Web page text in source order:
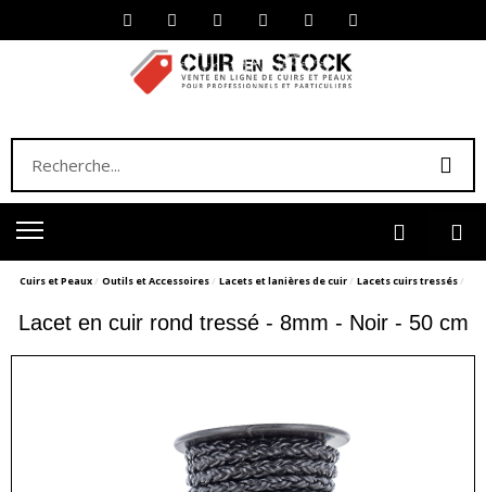
Cuirs et Peaux Outils et Accessoires Lacets et lanières de cuir Lacets cuirs tressés
Lacet en cuir rond tressé - 8mm - Noir - 50 cm